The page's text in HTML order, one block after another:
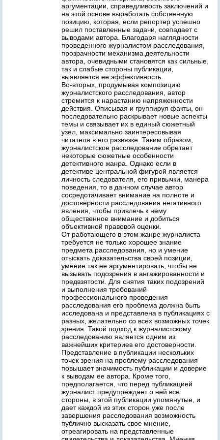
аргументации, справедливость заключений и
на этой основе выработать собственную
позицию, которая, если репортер успешно
решил поставленные задачи, совпадает с
выводами автора. Благодаря наглядности
проведенного журналистом расследования,
прозрачности механизма деятельности
автора, очевидными становятся как сильные,
так и слабые стороны публикации,
выявляется ее эффективность.
Во-вторых, продумывая композицию
журналистского расследования, автор
стремится к нарастанию напряженности
действия. Описывая и группируя факты, он
последовательно раскрывает новые аспекты
темы и связывает их в единый сюжетный
узел, максимально заинтересовывая
читателя в его развязке. Таким образом,
журналистское расследование обретает
некоторые сюжетные особенности
детективного жанра. Однако если в
детективе центральной фигурой является
личность следователя, его привычки, манера
поведения, то в данном случае автор
сосредотачивает внимание на полноте и
достоверности расследования негативного
явления, чтобы привлечь к нему
общественное внимание и добиться
объективной правовой оценки.
От работающего в этом жанре журналиста
требуется не только хорошее знание
предмета расследования, но и умение
отыскать доказательства своей позиции,
умение так ее аргументировать, чтобы не
вызывать подозрения в ангажированности и
предвзятости. Для снятия таких подозрений
и выполнения требований
профессионального проведения
расследования его проблема должна быть
исследована и представлена в публикациях с
разных, желательно со всех возможных точек
зрения. Такой подход к журналистскому
расследованию является одним из
важнейших критериев его достоверности.
Представление в публикации нескольких
точек зрения на проблему расследования
повышает значимость публикации и доверие
к выводам ее автора. Кроме того,
предполагается, что перед публикацией
журналист предупреждает о ней все
стороны, в этой публикации упомянутые, и
дает каждой из этих сторон уже после
завершения расследования возможность
публично высказать свое мнение,
отреагировать на представленные